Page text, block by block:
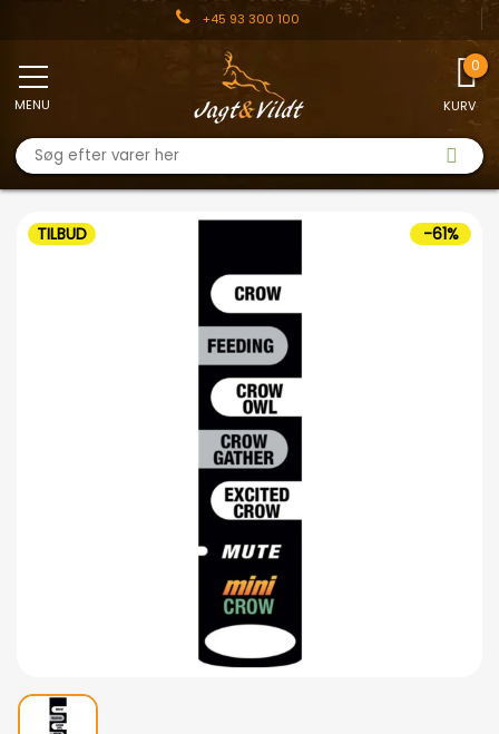
+45 93 300 100
KURV
MENU
TILBUD -61%